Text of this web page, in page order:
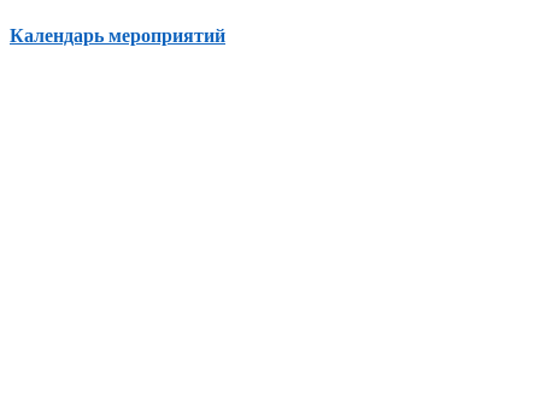
Календарь мероприятий